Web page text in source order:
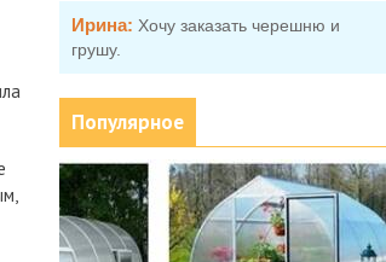
Ирина: Хочу заказать черешню и
грушу.
Популярное